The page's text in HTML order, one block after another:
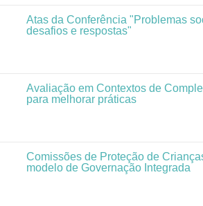
Atas da Conferência "Problemas
desafios e respostas"
Avaliação em Contextos de
para melhorar práticas
Comissões de Proteção de
modelo de Governação Integrada